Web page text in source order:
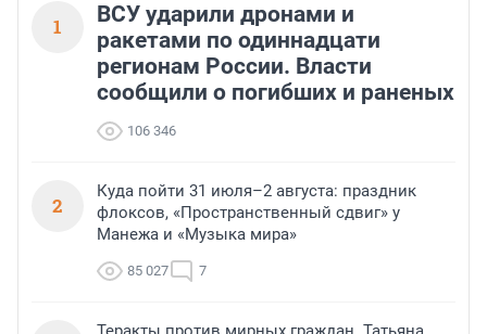
1
ВСУ ударили дронами и
ракетами по одиннадцати
регионам России. Власти
сообщили о погибших и раненых
106 346
2
Куда пойти 31 июля–2 августа: праздник
флоксов, «Пространственный сдвиг» у
Манежа и «Музыка мира»
85 027 7